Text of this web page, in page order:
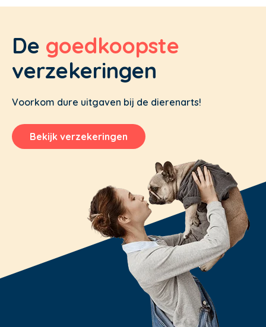
De goedkoopste
verzekeringen
Voorkom dure uitgaven bij de dierenarts!
Bekijk verzekeringen